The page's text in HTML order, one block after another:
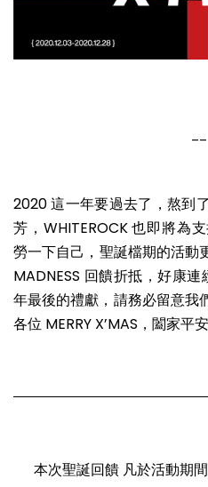
2020 這一年要過去了，熬到
芳，WHITEROCK 也即將為
勞一下自己，聖誕檔期的活動
MADNESS 回饋折抵，好康
年最後的禮獻，請務必留意我
各位 MERRY X’MAS，闔家平
本次聖誕回饋 凡於活動期間